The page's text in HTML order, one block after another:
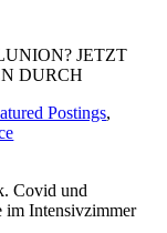
JETZT
DURCH
Postings,
Covid und
Intensivzimmer